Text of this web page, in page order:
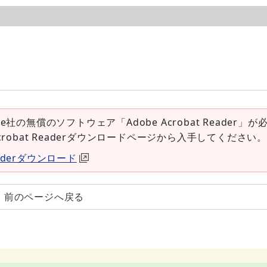
社の無償のソフトウェア「Adobe Acrobat Reader」が
Readerダウンロードページから入手してください。
ダウンロード
前のページへ戻る